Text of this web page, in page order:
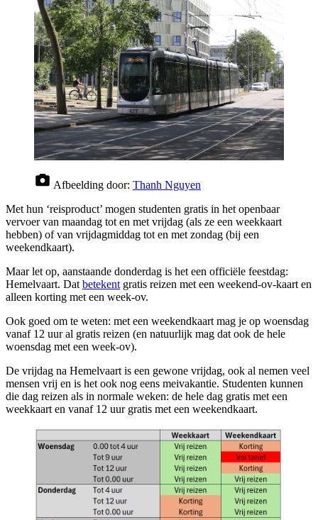
Afbeelding door: Thanh Nguyen
Met hun ‘reisproduct’ mogen studenten gratis in het openbaar
vervoer van maandag tot en met vrijdag (als ze een weekkaart
hebben) of van vrijdagmiddag tot en met zondag (bij een
weekendkaart).
Maar let op, aanstaande donderdag is het een officiële feestdag:
Hemelvaart. Dat betekent gratis reizen met een weekend-ov-kaart en
alleen korting met een week-ov.
Ook goed om te weten: met een weekendkaart mag je op woensdag
vanaf 12 uur al gratis reizen (en natuurlijk mag dat ook de hele
woensdag met een week-ov).
De vrijdag na Hemelvaart is een gewone vrijdag, ook al nemen veel
mensen vrij en is het ook nog eens meivakantie. Studenten kunnen
die dag reizen als in normale weken: de hele dag gratis met een
weekkaart en vanaf 12 uur gratis met een weekendkaart.